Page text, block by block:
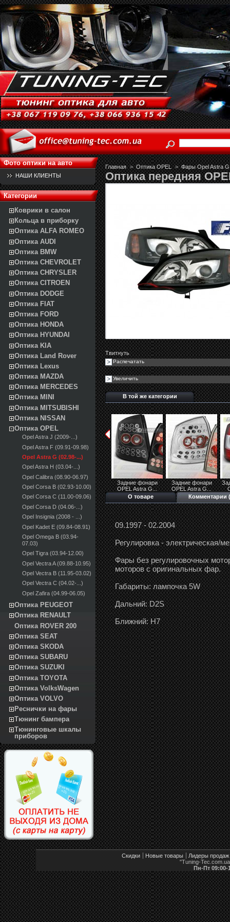
Фото оптики на авто
НАШИ КЛИЕНТЫ
Категории
Коврики в салон
Кольца в приборку
Оптика ALFA ROMEO
Оптика AUDI
Оптика BMW
Оптика CHEVROLET
Оптика CHRYSLER
Оптика CITROEN
Оптика DODGE
Оптика FIAT
Оптика FORD
Оптика HONDA
Оптика HYUNDAI
Оптика KIA
Оптика Land Rover
Оптика Lexus
Оптика MAZDA
Оптика MERCEDES
Оптика MINI
Оптика MITSUBISHI
Оптика NISSAN
Оптика OPEL
Opel Astra J (2009-...)
Opel Astra F (09.91-09.98)
Opel Astra G (02.98-...)
Opel Astra H (03.04-...)
Opel Calibra (08.90-06.97)
Opel Corsa B (02.93-10.00)
Opel Corsa C (11.00-09.06)
Opel Corsa D (04.06-...)
Opel Insignia (2008 - ...)
Opel Kadet E (09.84-08.91)
Opel Omega B (03.94-
07.03)
Opel Tigra (03.94-12.00)
Opel Vectra A (09.88-10.95)
Opel Vectra B (11.95-03.02)
Opel Vectra C (04.02-...)
Opel Zafira (04.99-06.05)
Оптика PEUGEOT
Оптика RENAULT
Оптика ROVER 200
Оптика SEAT
Оптика SKODA
Оптика SUBARU
Оптика SUZUKI
Оптика TOYOTA
Оптика VolksWagen
Оптика VOLVO
Реснички на фары
Тюнинг бампера
Тюнинговые шкалы
приборов
Главная > Оптика OPEL > Фары Opel Astra
Оптика передняя
Твитнуть
Распечатать
Увеличить
В той же категории
Задние фонари
OPEL Astra G...
Задние фонари
OPEL Astra G...
О товаре
Комментарии
09.1997 - 02.2004
Регулировка - электрическая/
Фары без регулировочных
моторов с оригинальных фар.
Габариты: лампочка 5W
Дальний: D2S
Ближний: Н7
Скидки Новые товары
Лидеры продаж
"Tuning-
Пн-Пт 09:00-